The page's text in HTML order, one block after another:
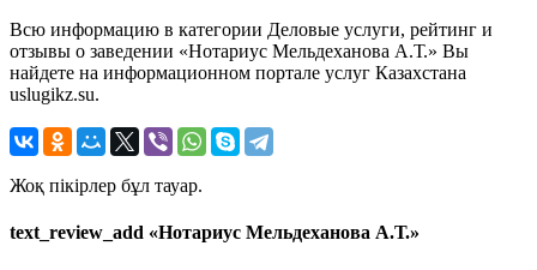
Всю информацию в категории Деловые услуги, рейтинг и
отзывы о заведении «Нотариус Мельдеханова А.Т.» Вы
найдете на информационном портале услуг Казахстана
uslugikz.su.
Жоқ пікірлер бұл тауар.
text_review_add «Нотариус Мельдеханова А.Т.»